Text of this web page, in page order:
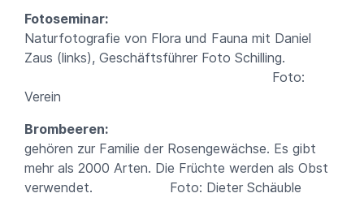
Fotoseminar:
Naturfotografie von Flora und Fauna mit Daniel
Zaus (links), Geschäftsführer Foto Schilling.
Foto:
Verein
Brombeeren:
gehören zur Familie der Rosengewächse. Es gibt
mehr als 2000 Arten. Die Früchte werden als Obst
verwendet. Foto: Dieter Schäuble